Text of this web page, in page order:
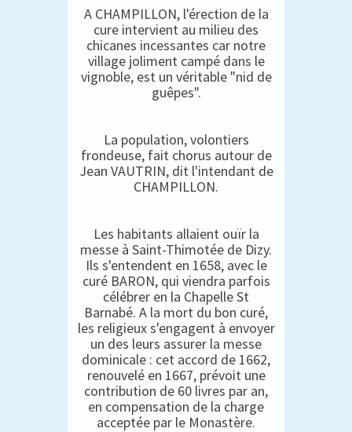
A CHAMPILLON, l'érection de la
cure intervient au milieu des
chicanes incessantes car notre
village joliment campé dans le
vignoble, est un véritable "nid de
guêpes".
La population, volontiers
frondeuse, fait chorus autour de
Jean VAUTRIN, dit l'intendant de
CHAMPILLON.
Les habitants allaient ouïr la
messe à Saint-Thimotée de Dizy.
Ils s'entendent en 1658, avec le
curé BARON, qui viendra parfois
célébrer en la Chapelle St
Barnabé. A la mort du bon curé,
les religieux s'engagent à envoyer
un des leurs assurer la messe
dominicale : cet accord de 1662,
renouvelé en 1667, prévoit une
contribution de 60 livres par an,
en compensation de la charge
acceptée par le Monastère.